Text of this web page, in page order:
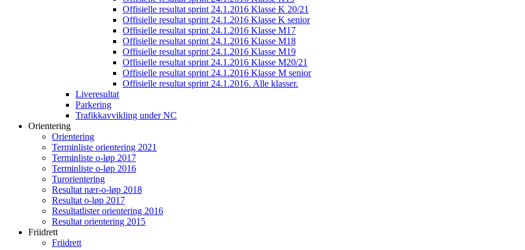
Offisielle resultat sprint 24.1.2016 Klasse K 20/21
Offisielle resultat sprint 24.1.2016 Klasse K senior
Offisielle resultat sprint 24.1.2016 Klasse M17
Offisielle resultat sprint 24.1.2016 Klasse M18
Offisielle resultat sprint 24.1.2016 Klasse M19
Offisielle resultat sprint 24.1.2016 Klasse M20/21
Offisielle resultat sprint 24.1.2016 Klasse M senior
Offisielle resultat sprint 24.1.2016. Alle klasser.
Liveresultat
Parkering
Trafikkavvikling under NC
Orientering
Orientering
Terminliste orientering 2021
Terminliste o-løp 2017
Terminliste o-løp 2016
Turorientering
Resultat nær-o-løp 2018
Resultat o-løp 2017
Resultatlister orientering 2016
Resultat orientering 2015
Friidrett
Friidrett